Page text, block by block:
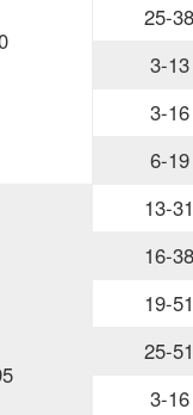
25-38
3-13
3-16
6-19
13-31
16-38
19-51
25-51
3-16